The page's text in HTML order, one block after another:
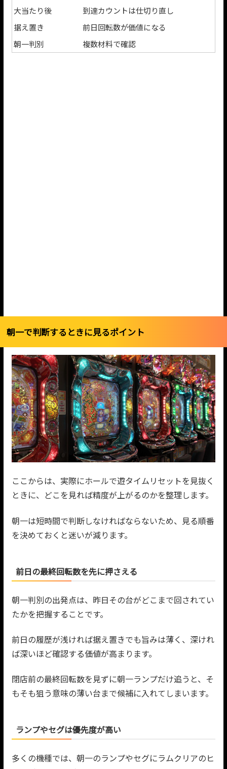
大当たり後
到達カウントは仕切り直し
据え置き
前日回転数が価値になる
朝一判別
複数材料で確認
朝一で判断するときに見るポイント
ここからは、実際にホールで遊タイムリセットを見抜く
ときに、どこを見れば精度が上がるのかを整理します。
朝一は短時間で判断しなければならないため、見る順番
を決めておくと迷いが減ります。
前日の最終回転数を先に押さえる
朝一判別の出発点は、昨日その台がどこまで回されてい
たかを把握することです。
前日の履歴が浅ければ据え置きでも旨みは薄く、深けれ
ば深いほど確認する価値が高まります。
閉店前の最終回転数を見ずに朝一ランプだけ追うと、そ
もそも狙う意味の薄い台まで候補に入れてしまいます。
ランプやセグは優先度が高い
多くの機種では、朝一のランプやセグにラムクリアのヒ